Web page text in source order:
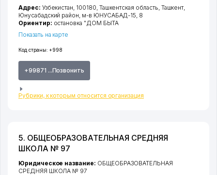
Код страны: +998
+99871 ...Позвонить
Рубрики, к которым относится организация
Адрес: Узбекистан, 100180, Ташкентская область Ташкент
Юнусабадский район м-в ЮНУСАБАД-15 , 8
Ориентир: остановка "ДОМ БЫТА
Показать на карте
5. ОБЩЕОБРАЗОВАТЕЛЬНАЯ СРЕДНЯЯ
ШКОЛА № 97
Юридическое название: ОБЩЕОБРАЗОВАТЕЛЬНАЯ
СРЕДНЯЯ ШКОЛА № 97